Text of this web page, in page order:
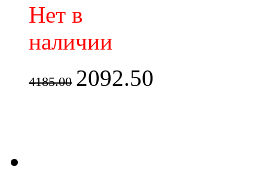
Нет в
наличии
4185.00 2092.50